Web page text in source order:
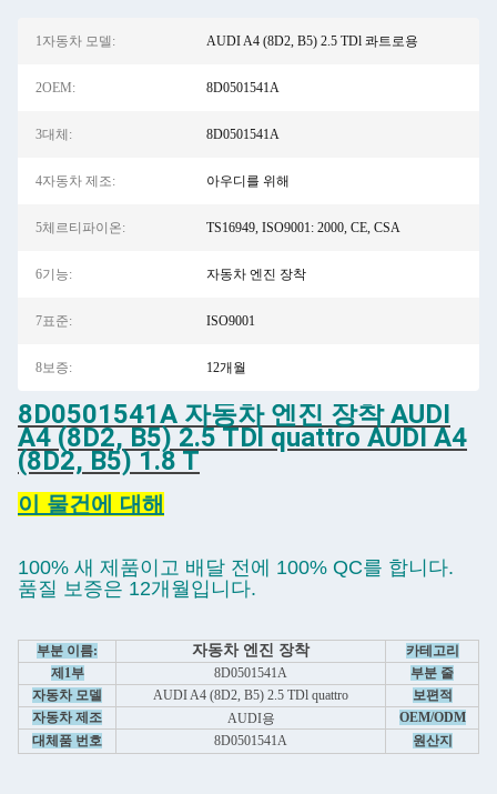
1자동차 모델: AUDI A4 (8D2, B5) 2.5 TDl 콰트로용
2OEM: 8D0501541A
3대체: 8D0501541A
4자동차 제조: 아우디를 위해
5체르티파이온: TS16949, ISO9001: 2000, CE, CSA
6기능: 자동차 엔진 장착
7표준: ISO9001
8보증: 12개월
8D0501541A 자동차 엔진 장착 AUDI
A4 (8D2, B5) 2.5 TDl quattro AUDI A4
(8D2, B5) 1.8 T
이 물건에 대해
100% 새 제품이고 배달 전에 100% QC를 합니다.
품질 보증은 12개월입니다.
부분 이름: 자동차 엔진 장착
카테고리
제1부
8D0501541A
부분 줄
자동차 모델
AUDI A4 (8D2, B5) 2.5 TDl quattro
보편적
자동차 제조
AUDI용
OEM/ODM
대체품 번호
8D0501541A 원산지